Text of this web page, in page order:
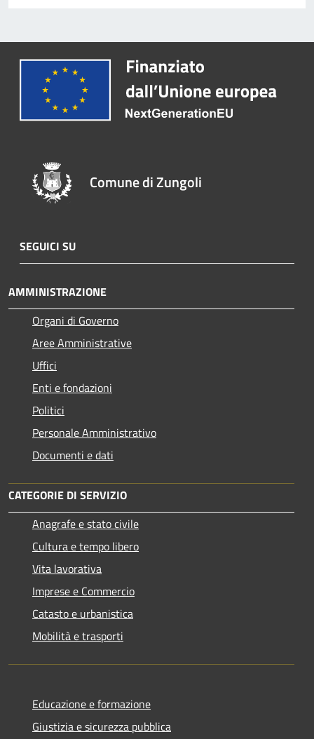
Comune di Zungoli
SEGUICI SU
AMMINISTRAZIONE
Organi di Governo
Aree Amministrative
Uffici
Enti e fondazioni
Politici
Personale Amministrativo
Documenti e dati
CATEGORIE DI SERVIZIO
Anagrafe e stato civile
Cultura e tempo libero
Vita lavorativa
Imprese e Commercio
Catasto e urbanistica
Mobilità e trasporti
Educazione e formazione
Giustizia e sicurezza pubblica